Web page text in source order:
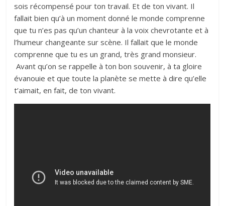
sois récompensé pour ton travail. Et de ton vivant. Il
fallait bien qu’à un moment donné le monde comprenne
que tu n’es pas qu’un chanteur à la voix chevrotante et à
l’humeur changeante sur scène. Il fallait que le monde
comprenne que tu es un grand, très grand monsieur.
Avant qu’on se rappelle à ton bon souvenir, à ta gloire
évanouie et que toute la planète se mette à dire qu’elle
t’aimait, en fait, de ton vivant.